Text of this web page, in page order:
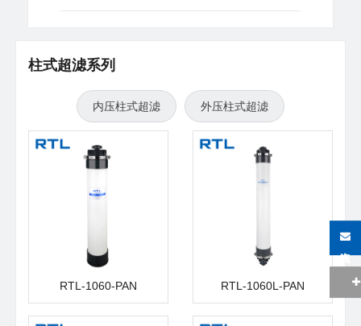
柱式超滤系列
内压柱式超滤 外压柱式超滤
RTL-1060-PAN RTL-1060L-PAN